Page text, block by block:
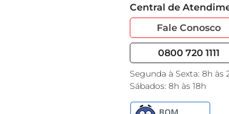
Central de
Fale Conosco
0800 720 1111
Segunda à Sexta: 8h às
Sábados: 8h às 18h